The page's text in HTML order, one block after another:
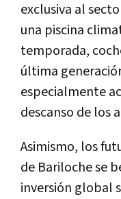
exclusiva al
una piscina
temporada,
última
especialmente
descanso de los
Asimismo, los
de Bariloche se
inversión global